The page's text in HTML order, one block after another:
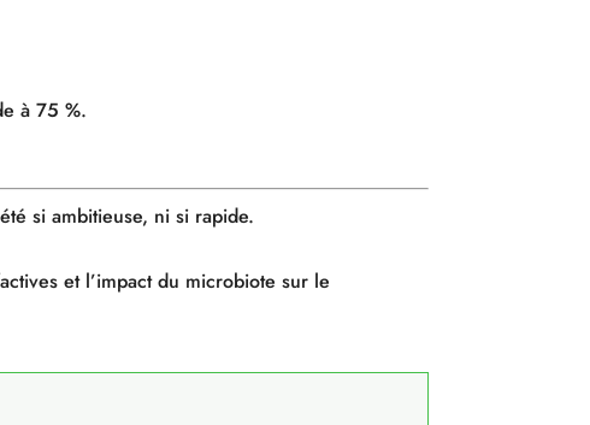
à 75 %.
si ambitieuse, ni si rapide.
et l’impact du microbiote sur le